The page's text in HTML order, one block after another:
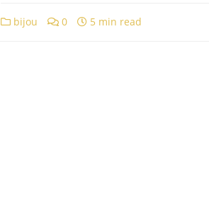
bijou 0 5 min read